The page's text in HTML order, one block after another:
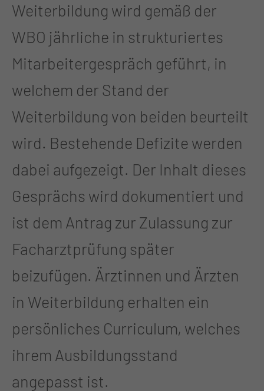
Weiterbildung wird gemäß der
WBO jährliche in strukturiertes
Mitarbeitergespräch geführt, in
welchem der Stand der
Weiterbildung von beiden beurteilt
wird. Bestehende Defizite werden
dabei aufgezeigt. Der Inhalt dieses
Gesprächs wird dokumentiert und
ist dem Antrag zur Zulassung zur
Facharztprüfung später
beizufügen. Ärztinnen und Ärzten
in Weiterbildung erhalten ein
persönliches Curriculum, welches
ihrem Ausbildungsstand
angepasst ist.